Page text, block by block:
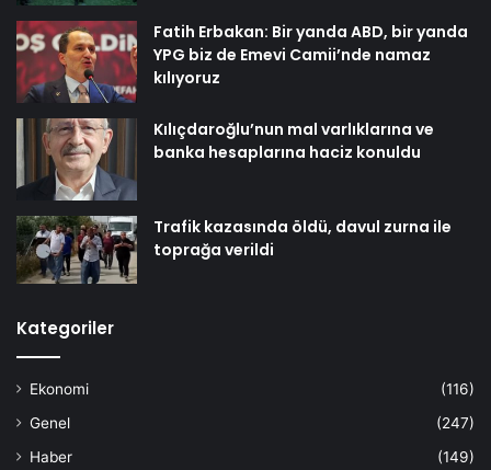
Fatih Erbakan: Bir yanda ABD, bir yanda
YPG biz de Emevi Camii’nde namaz
kılıyoruz
Kılıçdaroğlu’nun mal varlıklarına ve
banka hesaplarına haciz konuldu
Trafik kazasında öldü, davul zurna ile
toprağa verildi
Kategoriler
Ekonomi
(116)
Genel
(247)
Haber
(149)